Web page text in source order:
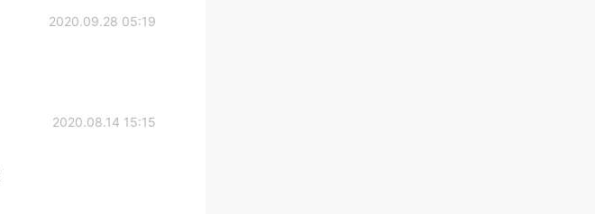
2020.09.28 05:19
2020.08.14 15:15